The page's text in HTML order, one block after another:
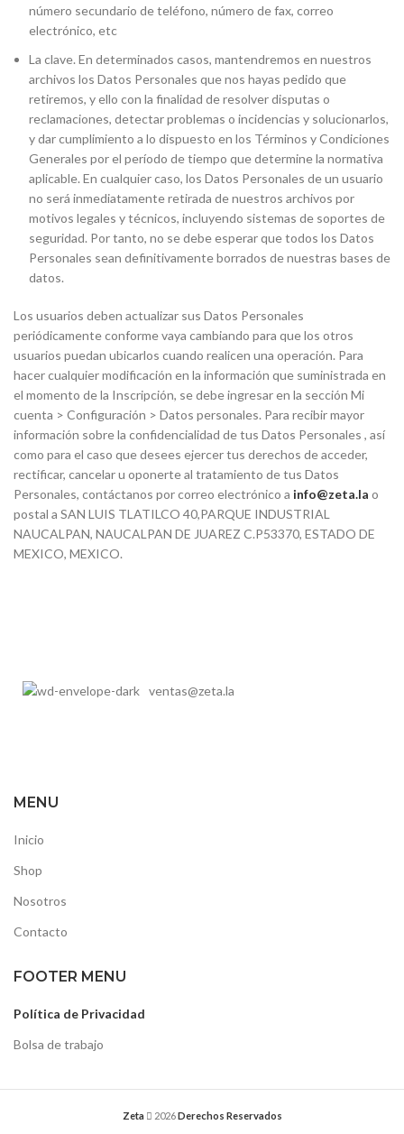
número secundario de teléfono, número de fax, correo
electrónico, etc
La clave. En determinados casos, mantendremos en nuestros
archivos los Datos Personales que nos hayas pedido que
retiremos, y ello con la finalidad de resolver disputas o
reclamaciones, detectar problemas o incidencias y solucionarlos,
y dar cumplimiento a lo dispuesto en los Términos y Condiciones
Generales por el período de tiempo que determine la normativa
aplicable. En cualquier caso, los Datos Personales de un usuario
no será inmediatamente retirada de nuestros archivos por
motivos legales y técnicos, incluyendo sistemas de soportes de
seguridad. Por tanto, no se debe esperar que todos los Datos
Personales sean definitivamente borrados de nuestras bases de
datos.
Los usuarios deben actualizar sus Datos Personales
periódicamente conforme vaya cambiando para que los otros
usuarios puedan ubicarlos cuando realicen una operación. Para
hacer cualquier modificación en la información que suministrada en
el momento de la Inscripción, se debe ingresar en la sección Mi
cuenta > Configuración > Datos personales. Para recibir mayor
información sobre la confidencialidad de tus Datos Personales , así
como para el caso que desees ejercer tus derechos de acceder,
rectificar, cancelar u oponerte al tratamiento de tus Datos
Personales, contáctanos por correo electrónico a info@zeta.la o
postal a SAN LUIS TLATILCO 40,PARQUE INDUSTRIAL
NAUCALPAN, NAUCALPAN DE JUAREZ C.P53370, ESTADO DE
MEXICO, MEXICO.
ventas@zeta.la
MENU
Inicio
Shop
Nosotros
Contacto
FOOTER MENU
Política de Privacidad
Bolsa de trabajo
Zeta 2026Derechos Reservados